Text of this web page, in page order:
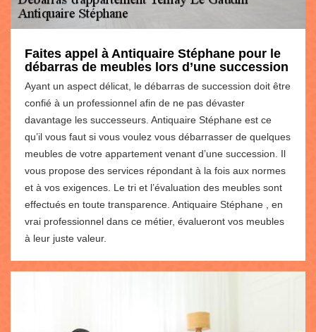
Faites appel à Antiquaire Stéphane pour le
débarras de meubles lors d’une succession
Ayant un aspect délicat, le débarras de succession doit être
confié à un professionnel afin de ne pas dévaster
davantage les successeurs. Antiquaire Stéphane est ce
qu’il vous faut si vous voulez vous débarrasser de quelques
meubles de votre appartement venant d’une succession. Il
vous propose des services répondant à la fois aux normes
et à vos exigences. Le tri et l’évaluation des meubles sont
effectués en toute transparence. Antiquaire Stéphane , en
vrai professionnel dans ce métier, évalueront vos meubles
à leur juste valeur.